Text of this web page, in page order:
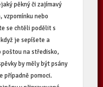
pěkný či zajímavý
vzpomínku nebo
se chtěli podělit s
je sepíšete a
poštou na středisko,
by měly být psány
případně pomoci.